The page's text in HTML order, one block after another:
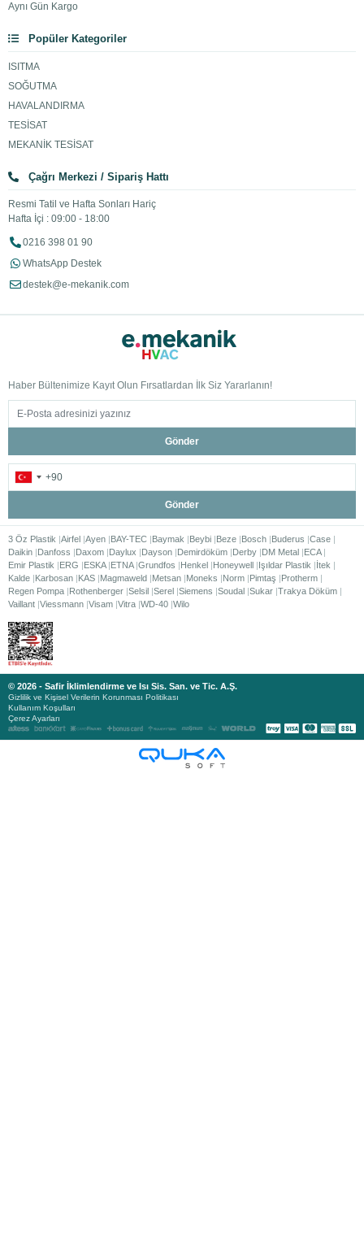
Aynı Gün Kargo
Popüler Kategoriler
ISITMA
SOĞUTMA
HAVALANDIRMA
TESİSAT
MEKANİK TESİSAT
Çağrı Merkezi / Sipariş Hattı
Resmi Tatil ve Hafta Sonları Hariç
Hafta İçi : 09:00 - 18:00
0216 398 01 90
WhatsApp Destek
destek@e-mekanik.com
Haber Bültenimize Kayıt Olun Fırsatlardan İlk Siz Yararlanın!
Gönder
Gönder
3 Öz Plastik Airfel Ayen BAY-TEC Baymak Beybi Beze Bosch Buderus Case
Daikin Danfoss Daxom Daylux Dayson Demirdöküm Derby DM Metal ECA
Emir Plastik
ERG ESKA ETNA Grundfos Henkel Honeywell Işıldar Plastik
İtek
Kalde Karbosan KAS Magmaweld Metsan Moneks Norm Pimtaş
Protherm
Regen Pompa Rothenberger Selsil Serel Siemens Soudal Sukar Trakya Döküm
Vaillant Viessmann Visam Vitra WD-40 Wilo
© 2026 - Safir İklimlendirme ve Isı Sis. San. ve Tic. A.Ş.
Gizlilik ve Kişisel Verilerin Korunması Politikası
Kullanım Koşulları
Çerez Ayarları